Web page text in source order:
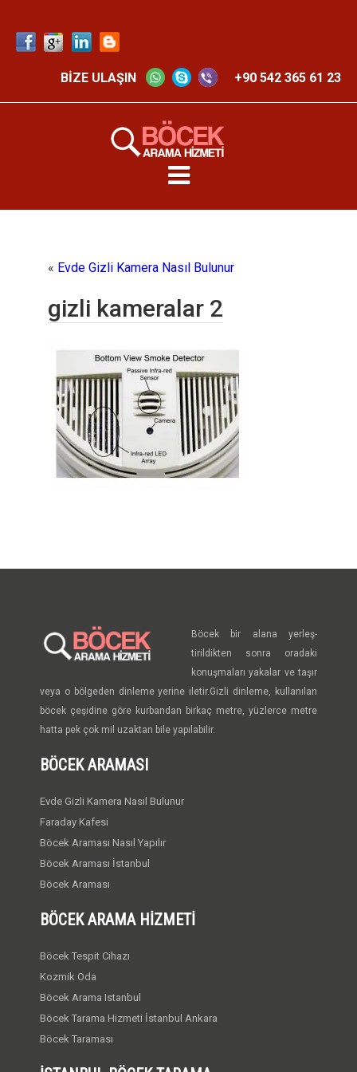
BİZE ULAŞIN +90 542 365 61 23
« Evde Gizli Kamera Nasıl Bulunur
gizli kameralar 2
Böcek bir alana yerleş-
tirildikten sonra oradaki
konuşmaları yakalar ve taşır
veya o bölgeden dinleme yerine iletir.Gizli dinleme, kullanılan
böcek çeşidine göre kurbandan birkaç metre, yüzlerce metre
hatta pek çok mil uzaktan bile yapılabilir.
BÖCEK ARAMASI
Evde Gizli Kamera Nasıl Bulunur
Faraday Kafesi
Böcek Araması Nasıl Yapılır
Böcek Araması İstanbul
Böcek Araması
BÖCEK ARAMA HIZMETI
Böcek Tespit Cihazı
Kozmik Oda
Böcek Arama Istanbul
Böcek Tarama Hizmeti İstanbul Ankara
Böcek Taraması